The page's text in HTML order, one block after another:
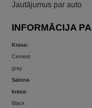
Jautājumus par auto
INFORMĀCIJA
Krasa:
Cement
grey
Salona
krasa:
Black